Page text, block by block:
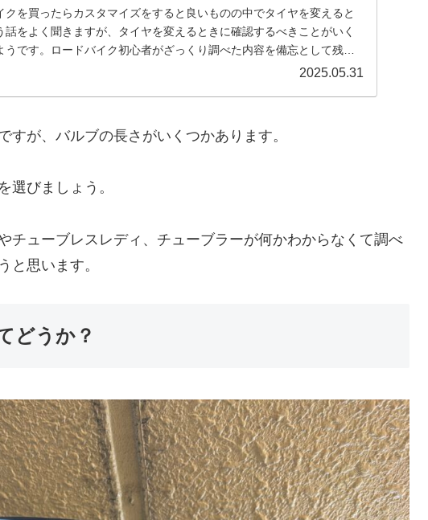
クを買ったらカスタマイズをすると良いものの中でタイヤを変えると
話をよく聞きますが、タイヤを変えるときに確認するべきことがいく
うです。ロードバイク初心者がざっくり調べた内容を備忘として残し
2025.05.31
すが、バルブの長さがいくつかあります。
選びましょう。
チューブレスレディ、チューブラーが何かわからなくて調べ
と思います。
どうか？